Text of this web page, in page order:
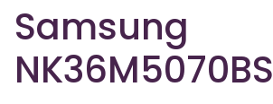
Samsung
NK36M5070BS